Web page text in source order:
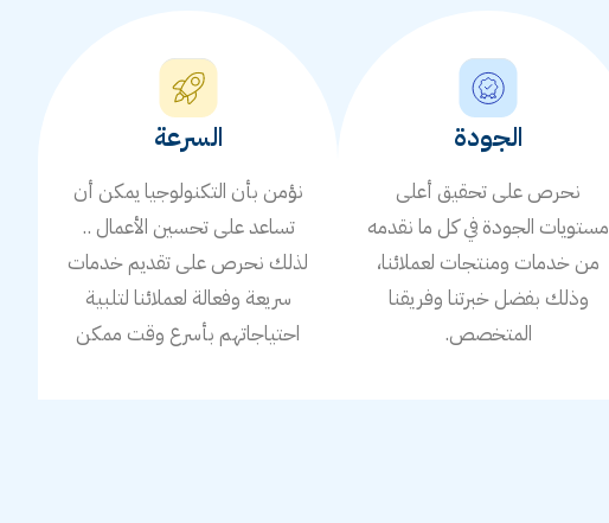
الجودة
نحرص على تحقيق أعلى
مستويات الجودة في كل ما نقدمه
من خدمات ومنتجات لعملائنا،
وذلك بفضل خبرتنا وفريقنا
المتخصص.
السرعة
نؤمن بأن التكنولوجيا يمكن أن
تساعد على تحسين الأعمال ..
لذلك نحرص على تقديم خدمات
سريعة وفعالة لعملائنا لتلبية
احتياجاتهم بأسرع وقت ممكن